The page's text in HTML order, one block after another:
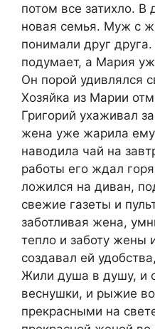
потом все затихло. В
новая семья. Муж с
понимали друг
подумает, а Мария
Он порой удивлялся
Хозяйка из Марии
Григорий ухаживал
жена уже жарила
наводила чай на
работы его ждал
ложился на диван,
свежие газеты и
заботливая жена,
тепло и заботу жены
создавал ей
Жили душа в душу, и
веснушки, и рыжие
прекрасными на